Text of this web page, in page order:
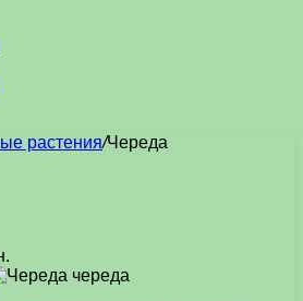
растения/Череда